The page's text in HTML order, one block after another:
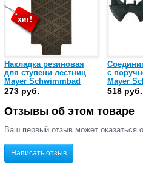
Накладка резиновая
для ступени лестниц
Mayer Schwimmbad
273 руб.
с
Mayer
518 руб.
Отзывы об этом товаре
Ваш первый отзыв может оказаться
Написать отзыв